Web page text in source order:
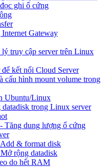
ghi ổ cứng
Gateway
lý truy cập server trên Linux
kết nối Cloud Server
cấu hình mount volume trong
Ubuntu/Linux
trong Linux server
Tăng dung lượng ổ cứng
& format disk
rộng datadisk
do hết RAM